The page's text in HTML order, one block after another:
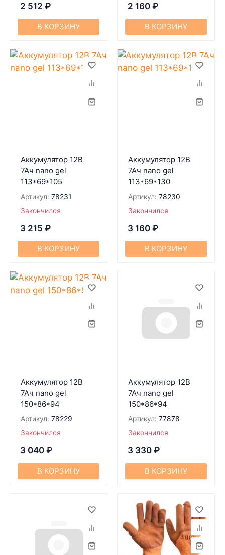
2 512 ₽
В КОРЗИНУ
2 160 ₽
В КОРЗИНУ
Аккумулятор 12В
7Ач nano gel
113*69*105
Артикул: 78231
Закончился
3 215 ₽
В КОРЗИНУ
Аккумулятор 12В
7Ач nano gel
113*69*130
Артикул: 78230
Закончился
3 160 ₽
В КОРЗИНУ
Аккумулятор 12В
7Ач nano gel
150*86*94
Артикул: 78229
Закончился
3 040 ₽
В КОРЗИНУ
Аккумулятор 12В
7Ач nano gel
150*86*94
Артикул: 77878
Закончился
3 330 ₽
В КОРЗИНУ